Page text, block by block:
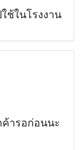
ช้ในโรงงาน
ารอก่อนนะ